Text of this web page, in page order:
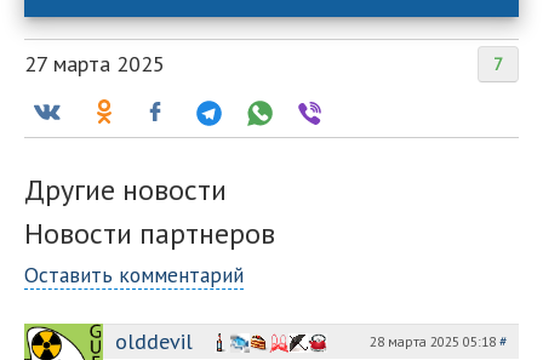
7
27 марта 2025
Другие новости
Новости партнеров
Оставить комментарий
olddevil 28 марта 2025 05:18 #